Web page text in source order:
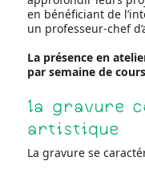
en bénéficiant de
un professeur-chef
La présence en
par semaine de
la gravure
artistique
La gravure se